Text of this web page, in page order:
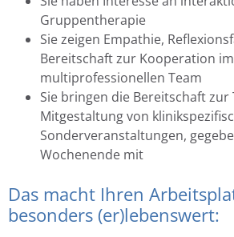
Gruppentherapie
Sie zeigen Empathie,
Bereitschaft zur Kooperation im
multiprofessionellen Team
Sie bringen die Bereitschaft zur
Mitgestaltung von
Sonderveranstaltungen,
Wochenende mit
Das macht Ihren
besonders (er)lebenswert: